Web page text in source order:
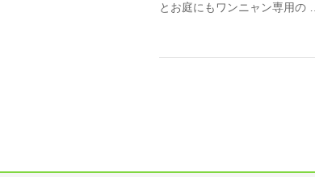
とお庭にもワンニャン専用の …